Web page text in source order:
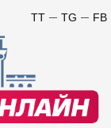
FB
TG
TT